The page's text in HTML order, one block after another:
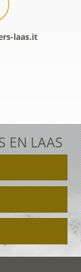
laas.it
EN LAAS